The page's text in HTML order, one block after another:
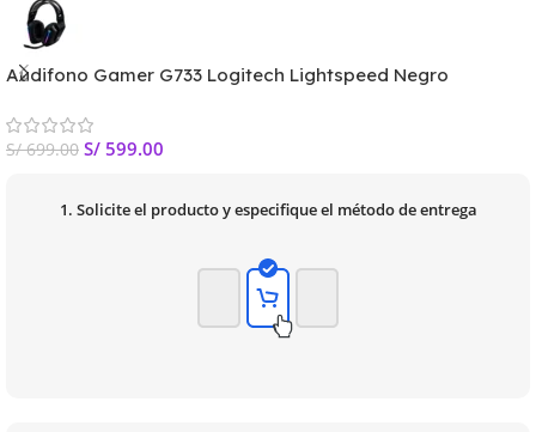
Audifono Gamer G733 Logitech Lightspeed Negro
S/699.00 S/ 599.00
1. Solicite el producto y especifique el método de entrega